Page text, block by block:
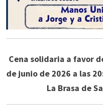
Cena solidaria a favor
de junio de 2026 a las
La Brasa de